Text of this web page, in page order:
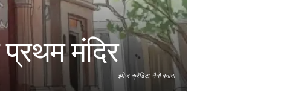
इमेज क्रेडिट: नैनो बनाना
मंदिर